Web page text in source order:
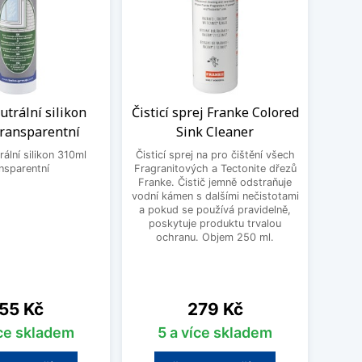
silikon
silikon 310ml
Kč
skladem
Čisticí sprej Franke Colored
Sink Cleaner
Čisticí sprej na pro čištění všech
Fragranitových a Tectonite dřezů
Franke. Čistič jemně odstraňuje
vodní kámen s dalšími nečistotami
a pokud se používá pravidelně,
poskytuje produktu trvalou
ochranu. Objem 250 ml.
Cena
279 Kč
5 a více skladem